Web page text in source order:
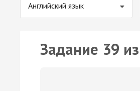
Английский язык
Задание 39